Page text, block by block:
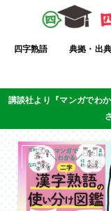
四字熟語 典拠・出典
講談社より『マンガでわ